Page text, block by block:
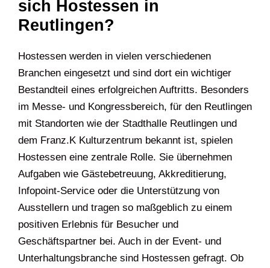
sich Hostessen in
Reutlingen?
Hostessen werden in vielen verschiedenen
Branchen eingesetzt und sind dort ein wichtiger
Bestandteil eines erfolgreichen Auftritts. Besonders
im Messe- und Kongressbereich, für den Reutlingen
mit Standorten wie der Stadthalle Reutlingen und
dem Franz.K Kulturzentrum bekannt ist, spielen
Hostessen eine zentrale Rolle. Sie übernehmen
Aufgaben wie Gästebetreuung, Akkreditierung,
Infopoint-Service oder die Unterstützung von
Ausstellern und tragen so maßgeblich zu einem
positiven Erlebnis für Besucher und
Geschäftspartner bei. Auch in der Event- und
Unterhaltungsbranche sind Hostessen gefragt. Ob